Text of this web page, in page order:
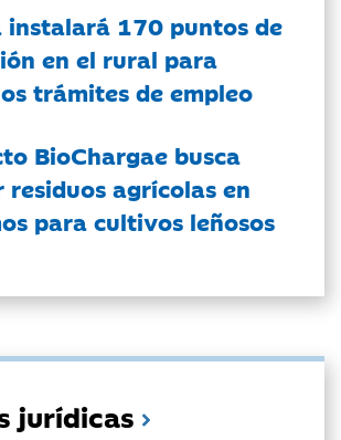
instalará 170 puntos de
en el rural para
trámites de empleo
BioChargae busca
agrícolas en
para cultivos leñosos
jurídicas